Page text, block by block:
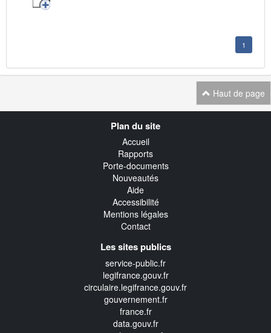
1
Haut de page
Plan du site
Accueil
Rapports
Porte-documents
Nouveautés
Aide
Accessibilité
Mentions légales
Contact
Les sites publics
service-public.fr
legifrance.gouv.fr
circulaire.legifrance.gouv.fr
gouvernement.fr
france.fr
data.gouv.fr